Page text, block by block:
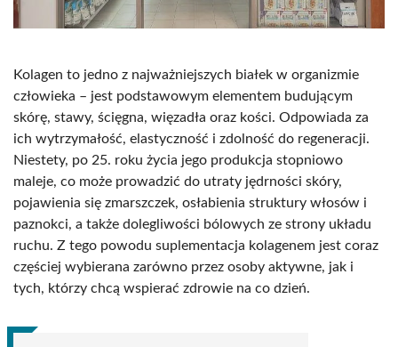
Kolagen to jedno z najważniejszych białek w organizmie
człowieka – jest podstawowym elementem budującym
skórę, stawy, ścięgna, więzadła oraz kości. Odpowiada za
ich wytrzymałość, elastyczność i zdolność do regeneracji.
Niestety, po 25. roku życia jego produkcja stopniowo
maleje, co może prowadzić do utraty jędrności skóry,
pojawienia się zmarszczek, osłabienia struktury włosów i
paznokci, a także dolegliwości bólowych ze strony układu
ruchu. Z tego powodu suplementacja kolagenem jest coraz
częściej wybierana zarówno przez osoby aktywne, jak i
tych, którzy chcą wspierać zdrowie na co dzień.